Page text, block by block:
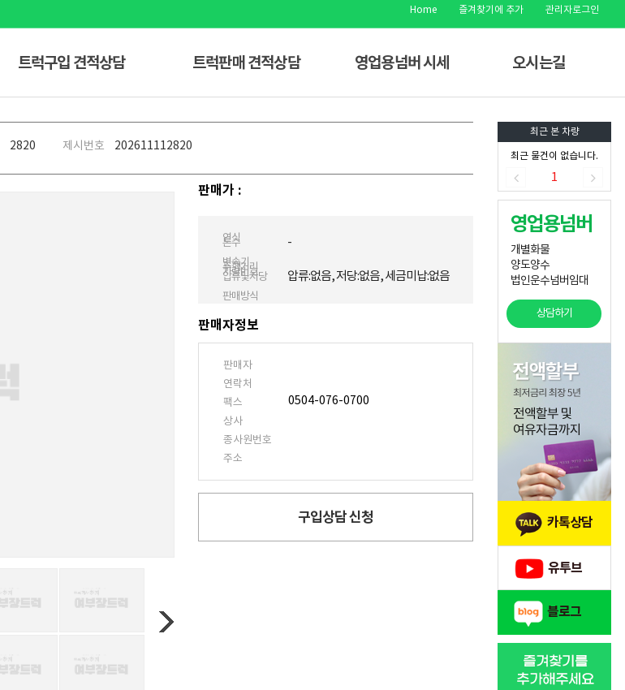
Home 즐겨찾기에 추가 관리자로그인
트럭구입 견적상담 트럭판매 견적상담 영업용넘버 시세 오시는길
최근 본 차량
최근 물건이 없습니다.
1
영업용넘버
개별화물
양도양수
법인운수넘버임대
상담하기
카톡상담
유투브
블로그
2820 제시번호 202611112820
판매가 :
연식
톤수 -
변속기
주행거리
차량번호
압류및저당 압류:없음, 저당:없음, 세금미납:없음
판매방식
판매자정보
판매자
연락처
팩스
0504-076-0700
상사
종사원번호
주소
구입상담 신청